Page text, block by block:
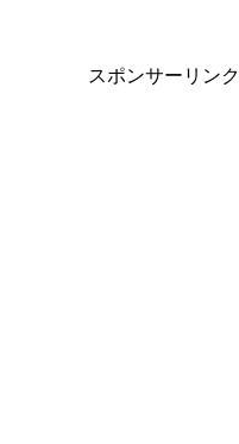
スポンサーリンク